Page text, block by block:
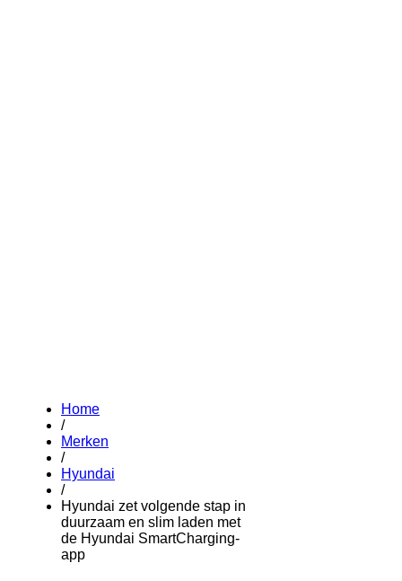
Home
/
Merken
/
Hyundai
/
Hyundai zet volgende stap in
duurzaam en slim laden met
de Hyundai SmartCharging-
app